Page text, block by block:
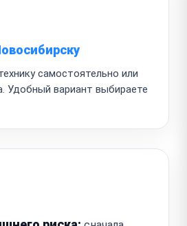
самостоятельно или
Удобный вариант выбираете